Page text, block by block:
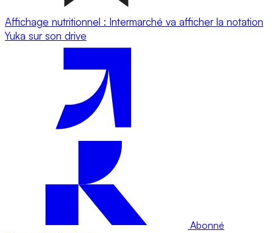
Affichage nutritionnel : Intermarché va afficher la notation
Yuka sur son drive
Abonné